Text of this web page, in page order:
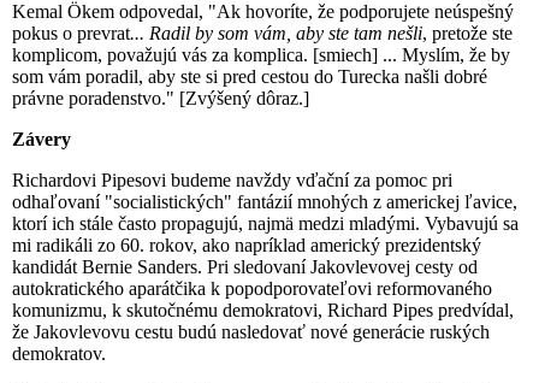
Kemal Ökem odpovedal, "Ak hovoríte, že podporujete neúspešný
pokus o prevrat... Radil by som vám, aby ste tam nešli, pretože ste
komplicom, považujú vás za komplica. [smiech] ... Myslím, že by
som vám poradil, aby ste si pred cestou do Turecka našli dobré
právne poradenstvo." [Zvýšený dôraz.]
Závery
Richardovi Pipesovi budeme navždy vďační za pomoc pri
odhaľovaní "socialistických" fantázií mnohých z americkej ľavice,
ktorí ich stále často propagujú, najmä medzi mladými. Vybavujú sa
mi radikáli zo 60. rokov, ako napríklad americký prezidentský
kandidát Bernie Sanders. Pri sledovaní Jakovlevovej cesty od
autokratického aparátčika k popodporovateľovi reformovaného
komunizmu, k skutočnému demokratovi, Richard Pipes predvídal,
že Jakovlevovu cestu budú nasledovať nové generácie ruských
demokratov.